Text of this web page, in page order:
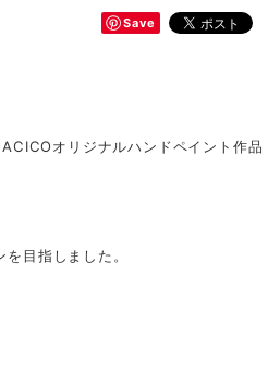
Save
オリジナルハンドペイント作品
目指しました。